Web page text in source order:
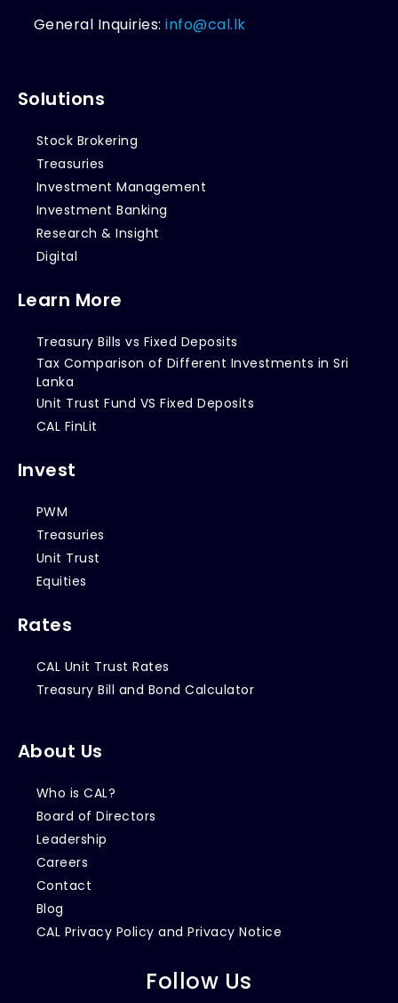
General Inquiries:info@cal.lk
Solutions
Stock Brokering
Treasuries
Investment Management
Investment Banking
Research & Insight
Digital
Learn More
Treasury Bills vs Fixed Deposits
Tax Comparison of Different Investments in Sri
Lanka
Unit Trust Fund VS Fixed Deposits
CAL FinLit
Invest
PWM
Treasuries
Unit Trust
Equities
Rates
CAL Unit Trust Rates
Treasury Bill and Bond Calculator
About Us
Who is CAL?
Board of Directors
Leadership
Careers
Contact
Blog
CAL Privacy Policy and Privacy Notice
Follow Us